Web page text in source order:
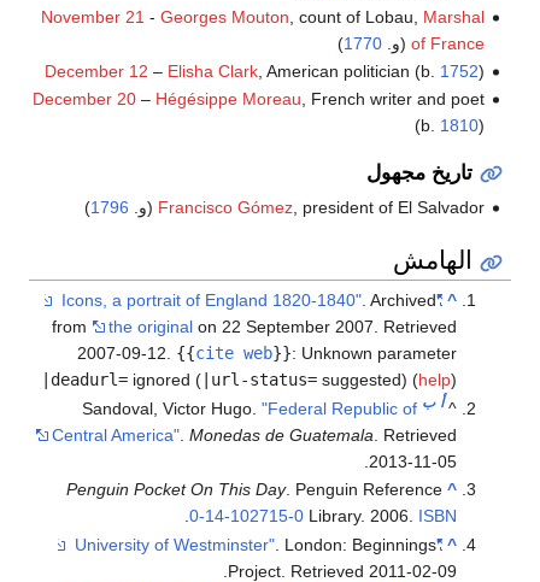
November 21 - Georges Mouton , count of Lobau, Marshal
of France (و.1770
)
December 12 – Elisha Clark, American politician (b. 1752)
December 20– Hégésippe Moreau, French writer and poet
(b. 1810)
تاريخ مجهول
Francisco Gómez, president of El Salvador (و. 1796
)
الهامش
^
"Icons, a portrait of England 1820-1840"
. Archived
from
the original on 22 September 2007. Retrieved
2007-09-12. {{cite web}}: Unknown parameter
|deadurl= ignored ( |url-status= suggested) (help)
^أ ب Sandoval, Victor Hugo."Federal Republic of
Central America" .Monedas de Guatemala . Retrieved
2013-11-05
^
Penguin Pocket On This Day. Penguin Reference
Library. 2006. ISBN
0-14-102715-0
.
^
"University of Westminster"
. London: Beginnings
Project . Retrieved 2011-02-09